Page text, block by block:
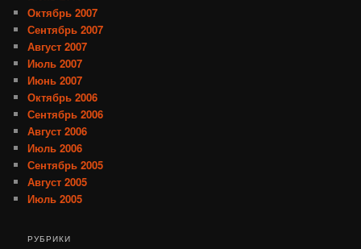
Октябрь 2007
Сентябрь 2007
Август 2007
Июль 2007
Июнь 2007
Октябрь 2006
Сентябрь 2006
Август 2006
Июль 2006
Сентябрь 2005
Август 2005
Июль 2005
РУБРИКИ